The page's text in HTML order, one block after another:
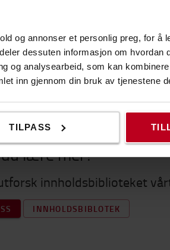
og annonser et personlig preg, for å
dessuten informasjon om hvordan
og analysearbeid, som kan
inn gjennom din bruk av tjenestene
TILPASS
lære mer?
innholdsbiblioteket
INNHOLDSBIBLOTEK